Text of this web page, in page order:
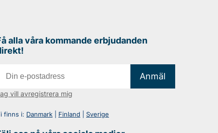
alla våra kommande erbjudanden
Anmäl
vill avregistrera mig
finns i: Danmark| Finland Sverige